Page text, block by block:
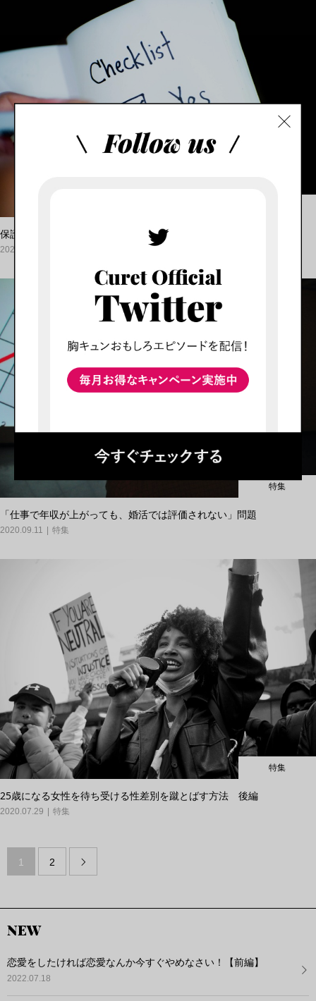
保護中: 結婚相手の条件を絞ることができません…アルテイシア...
2020.09.17
特集
「仕事で年収が上がっても、婚活では評価されない」問題
2020.09.11 特集
特集
25歳になる女性を待ち受ける性差別を蹴とばす方法 後編
2020.07.29 特集
1 2 
NEW
恋愛をしたければ恋愛なんか今すぐやめなさい！【前編】
2022.07.18